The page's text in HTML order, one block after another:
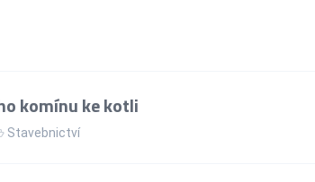
komínu ke kotli
Stavebnictví